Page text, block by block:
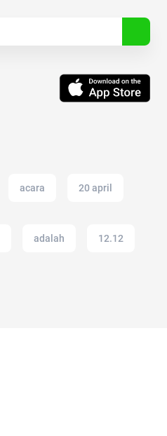
acara 20 april
adalah 12.12